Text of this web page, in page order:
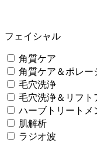
フェイシャル
角質ケア
角質ケア＆ポレー
毛穴洗浄
毛穴洗浄＆リフト
ハーブトリートメ
肌解析
ラジオ波